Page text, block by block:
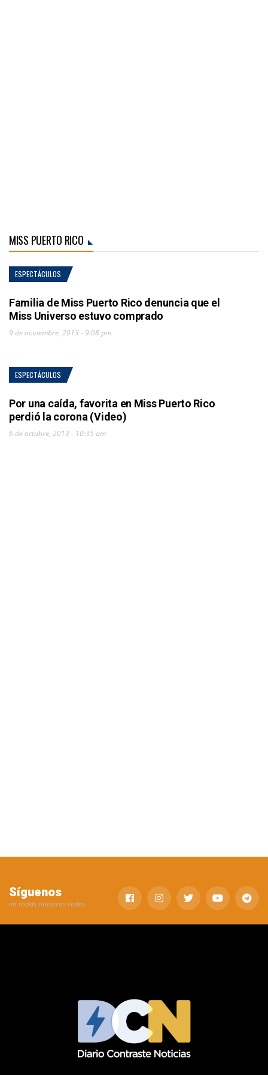
MISS PUERTO RICO
ESPECTÁCULOS
Familia de Miss Puerto Rico denuncia que el
Miss Universo estuvo comprado
9 de noviembre, 2013 - 9:08 pm
ESPECTÁCULOS
Por una caída, favorita en Miss Puerto Rico
perdió la corona (Video)
6 de octubre, 2013 - 10:35 am
Síguenos
en todas nuestras redes